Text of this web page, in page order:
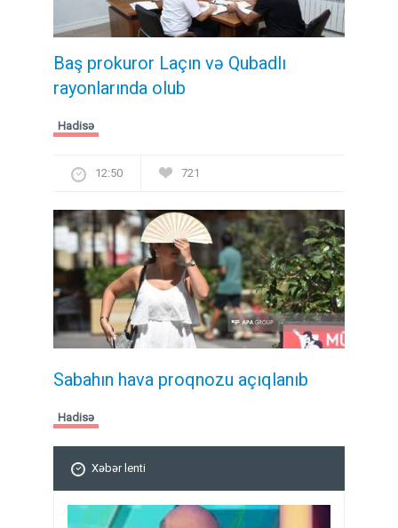
Baş prokuror Laçın və Qubadlı
rayonlarında olub
Hadisə
12:50 721
Sabahın hava proqnozu açıqlanıb
Hadisə
Xəbər lenti